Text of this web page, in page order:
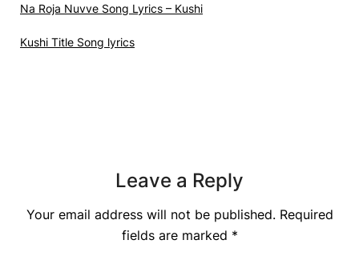
Na Roja Nuvve Song Lyrics – Kushi
Kushi Title Song lyrics
Leave a Reply
Your email address will not be published. Required
fields are marked *